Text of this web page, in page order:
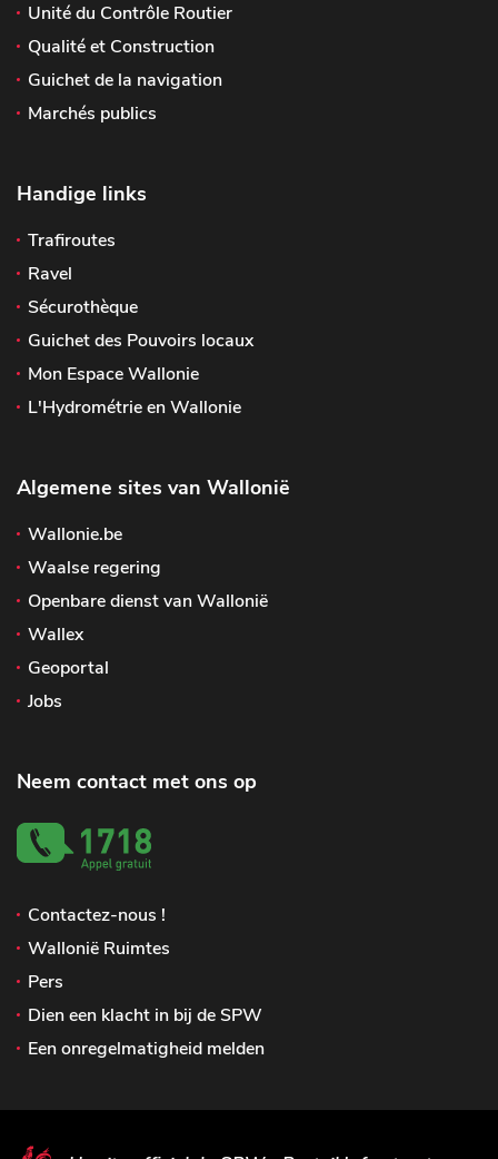
Unité du Contrôle Routier
Qualité et Construction
Guichet de la navigation
Marchés publics
Handige links
Trafiroutes
Ravel
Sécurothèque
Guichet des Pouvoirs locaux
Mon Espace Wallonie
L'Hydrométrie en Wallonie
Algemene sites van Wallonië
Wallonie.be
Waalse regering
Openbare dienst van Wallonië
Wallex
Geoportal
Jobs
Neem contact met ons op
Contactez-nous !
Wallonië Ruimtes
Pers
Dien een klacht in bij de SPW
Een onregelmatigheid melden